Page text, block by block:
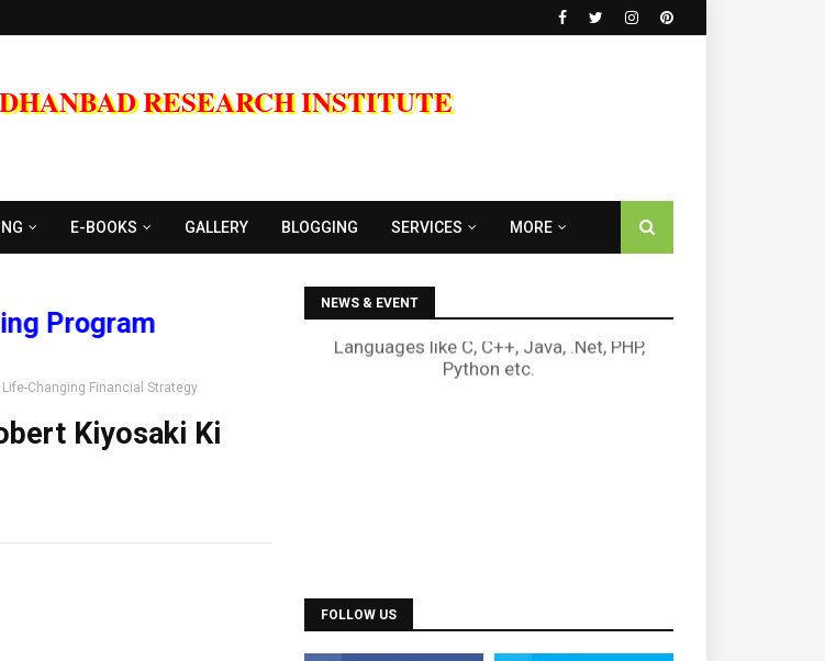
RESEARCH INSTITUTE
E-BOOKS GALLERY BLOGGING SERVICES MORE
Changing Financial Strategy
Kiyosaki Ki
NEWS & EVENT
Admission is going on for all Diploma
Courses like DCA, DTP, Tally, Web Designing
etc.
FOLLOW US